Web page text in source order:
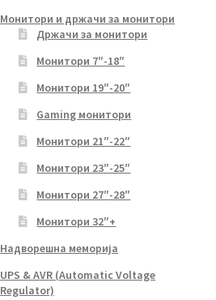
Монитори и држачи за монитори
Држачи за монитори
Монитори 7″-18″
Монитори 19″-20″
Gaming монитори
Монитори 21″-22″
Монитори 23″-25″
Монитори 27″-28″
Монитори 32″+
Надворешна меморија
UPS & AVR (Automatic Voltage
Regulator)